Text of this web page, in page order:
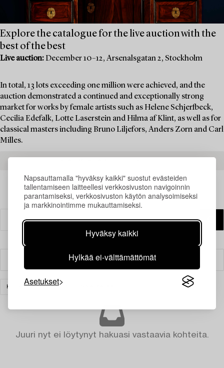
Napsauttamalla "hyväksy kaikki" suostut evästeiden
tallentamiseen laitteellesi verkkosivuston navigoinnin
parantamiseksi, verkkosivuston käytön analysoimiseksi
ja markkinointimme mukauttamiseksi.
Hyväksy kaikki
Hylkää ei-välttämättömät
Asetukset
Explore the catalogue for the live auction with the
best of the best
Live auction: December 10–12, Arsenalsgatan 2, Stockholm
In total, 13 lots exceeding one million were achieved, and the
auction demonstrated a continued and exceptionally strong
market for works by female artists such as Helene Schjerfbeck,
Cecilia Edefalk, Lotte Laserstein and Hilma af Klint, as well as for
classical masters including Bruno Liljefors, Anders Zorn and Carl
Milles.
Suodatin
KERAMIIKKA
Juuri nyt ei löytynyt hakuasi vastaavia kohteita.